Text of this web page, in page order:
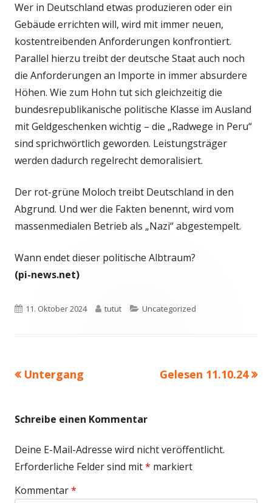
Wer in Deutschland etwas produzieren oder ein
Gebäude errichten will, wird mit immer neuen,
kostentreibenden Anforderungen konfrontiert.
Parallel hierzu treibt der deutsche Staat auch noch
die Anforderungen an Importe in immer absurdere
Höhen. Wie zum Hohn tut sich gleichzeitig die
bundesrepublikanische politische Klasse im Ausland
mit Geldgeschenken wichtig – die „Radwege in Peru“
sind sprichwörtlich geworden. Leistungsträger
werden dadurch regelrecht demoralisiert.
Der rot-grüne Moloch treibt Deutschland in den
Abgrund. Und wer die Fakten benennt, wird vom
massenmedialen Betrieb als „Nazi“ abgestempelt.
Wann endet dieser politische Albtraum?
(pi-news.net)
Veröffentlicht
11. Oktober 2024 Autor
tutut Kategorien
Uncategorized
Beitragsnavigation
Vorheriger
Untergang
Nächster
Gelesen 11.10.24
Schreibe einen Kommentar
Deine E-Mail-Adresse wird nicht veröffentlicht.
Erforderliche Felder sind mit* markiert
Kommentar*